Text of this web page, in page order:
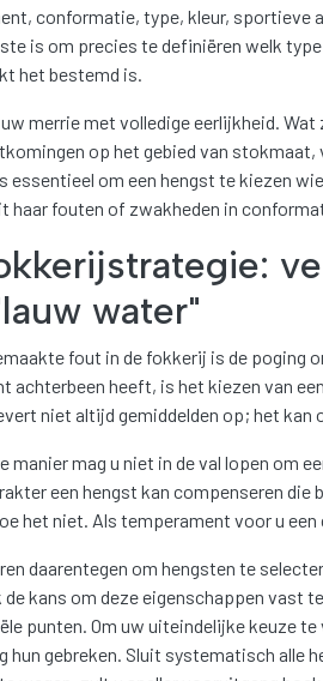
conformatie, type, kleur, sportieve
is om precies te definiëren welk
het bestemd is.
merrie met volledige eerlijkheid.
op het gebied van stokmaat,
essentieel om een hengst te kiezen
haar fouten of zwakheden in
water"
fout in de fokkerij is de poging
achterbeen heeft, is het kiezen van
niet altijd gemiddelden op; het kan
manier mag u niet in de val lopen om
een hengst kan compenseren
het niet. Als temperament voor u
daarentegen om hengsten te
de kans om deze eigenschappen vast
punten. Om uw uiteindelijke keuze
hun gebreken. Sluit systematisch alle